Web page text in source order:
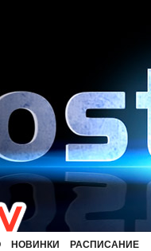
НОВИНКИ РАСПИСАНИЕ